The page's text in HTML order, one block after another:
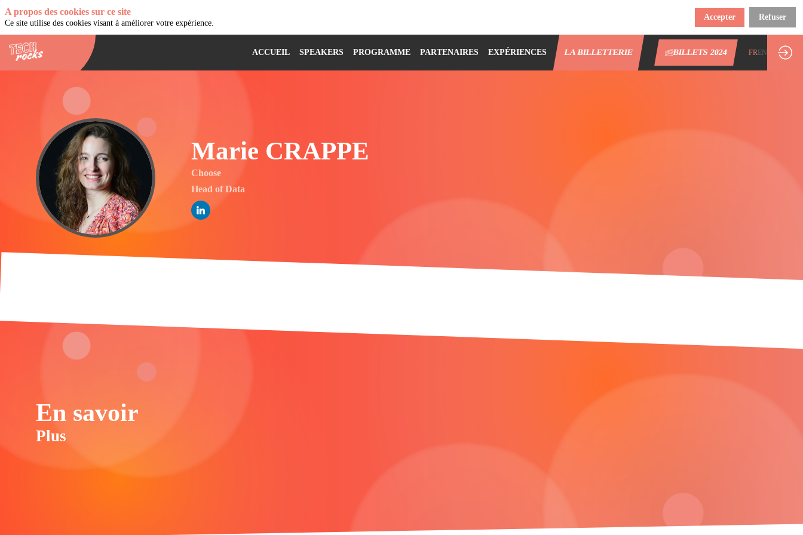
ACCUEIL SPEAKERS PROGRAMME PARTENAIRES EXPÉRIENCES LA BILLETTERIE BILLETS 2024 FREN
MC
Marie CRAPPE
Choose
Head of Data
En savoir
Plus
A propos des cookies sur ce site
Ce site utilise des cookies visant à améliorer votre expérience.
Accepter Refuser